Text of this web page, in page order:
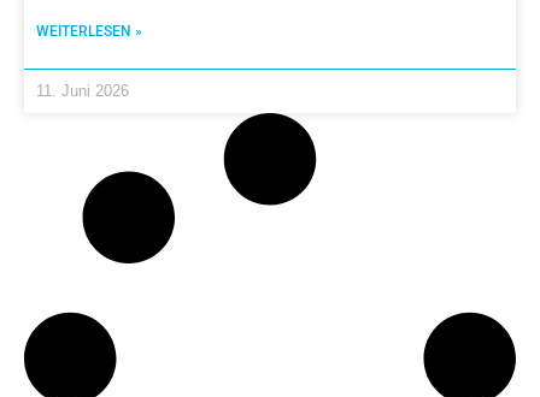
WEITERLESEN »
11. Juni 2026